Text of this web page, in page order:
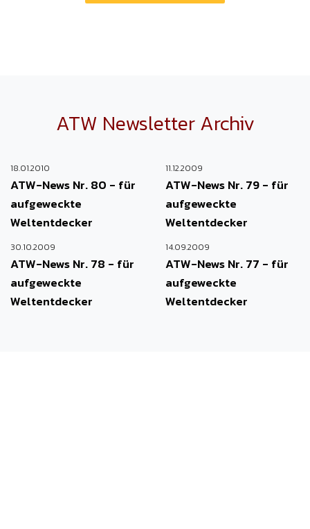
ATW Newsletter Archiv
18.01.2010
ATW-News Nr. 80 - für
aufgeweckte
Weltentdecker
11.12.2009
ATW-News Nr. 79 - für
aufgeweckte
Weltentdecker
30.10.2009
ATW-News Nr. 78 - für
aufgeweckte
Weltentdecker
14.09.2009
ATW-News Nr. 77 - für
aufgeweckte
Weltentdecker